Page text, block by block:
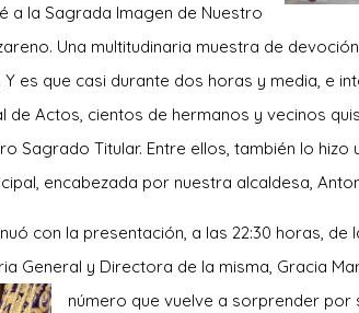
a la Sagrada Imagen de Nuestro
Una multitudinaria muestra de
Y es que casi durante dos horas y media, e
de Actos, cientos de hermanos y vecinos
Sagrado Titular. Entre ellos, también lo hizo
encabezada por nuestra alcaldesa,
con la presentación, a las 22:30 horas, de
General y Directora de la misma, Gracia
número que vuelve a sorprender por